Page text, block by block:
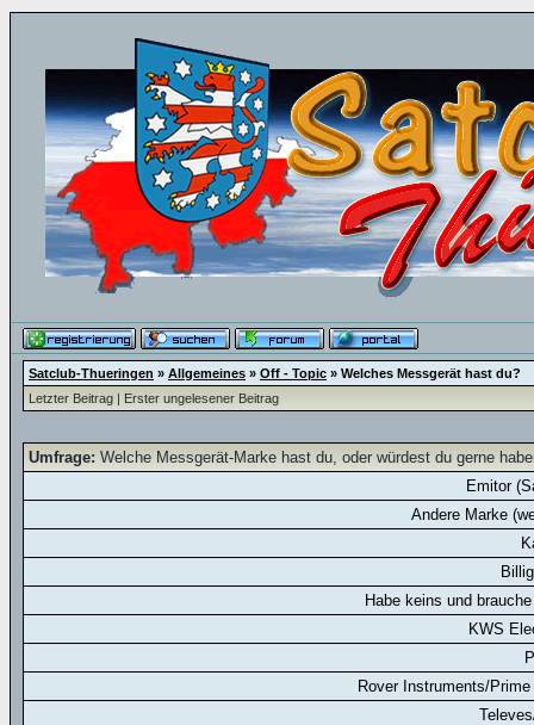
Satclub-Thueringen » Allgemeines » Off - Topic » Welches Messgerät hast du?
Letzter Beitrag | Erster ungelesener Beitrag
Umfrage: Welche Messgerät-Marke hast du, oder würdest du gerne
Emitor
Andere Marke
Habe keins und
KWS
Rover Instruments/